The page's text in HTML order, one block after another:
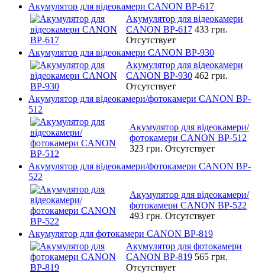
Акумулятор для відеокамери CANON BP-617
Акумулятор для відеокамери
CANON BP-617 433 грн.
Отсутствует
Акумулятор для відеокамери CANON BP-930
Акумулятор для відеокамери
CANON BP-930 462 грн.
Отсутствует
Акумулятор для відеокамери/фотокамери CANON BP-
512
Акумулятор для відеокамери/
фотокамери CANON BP-512
323 грн. Отсутствует
Акумулятор для відеокамери/фотокамери CANON BP-
522
Акумулятор для відеокамери/
фотокамери CANON BP-522
493 грн. Отсутствует
Акумулятор для фотокамери CANON BP-819
Акумулятор для фотокамери
CANON BP-819 565 грн.
Отсутствует